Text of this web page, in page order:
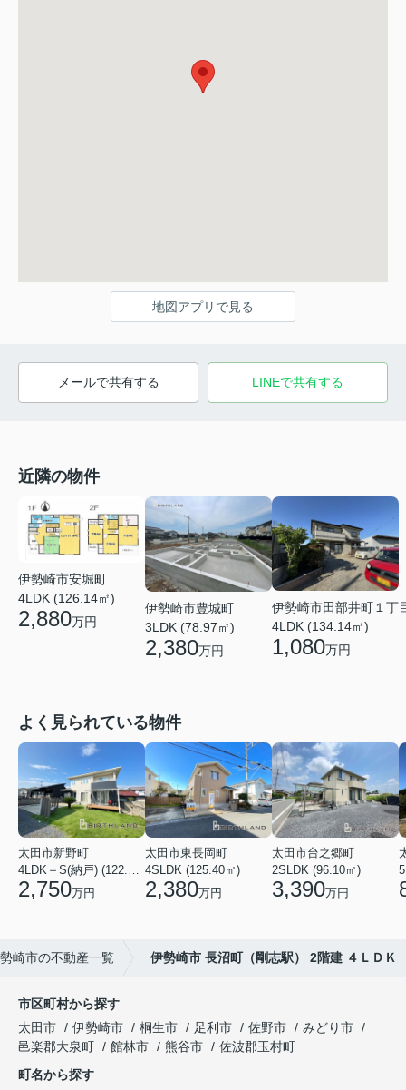
地図アプリで見る
メールで共有する LINEで共有する
近隣の物件
伊勢崎市安堀町
4LDK (126.14㎡)
2,880万円
伊勢崎市豊城町
3LDK (78.97㎡)
2,380万円
伊勢崎市田部井町１丁
4LDK (134.14㎡)
1,080万円
よく見られている物件
太田市新野町
4LDK＋S(納戸) (122.55㎡)
2,750万円
太田市東長岡町
4SLDK (125.40㎡)
2,380万円
太田市台之郷町
2SLDK (96.10㎡)
3,390万円
崎市の不動産一覧 伊勢崎市 長沼町（剛志駅） 2階建 ４ＬＤＫ
市区町村から探す
太田市
伊勢崎市 桐生市 足利市 佐野市
みどり市
邑楽郡大泉町
館林市 熊谷市
佐波郡玉村町
町名から探す